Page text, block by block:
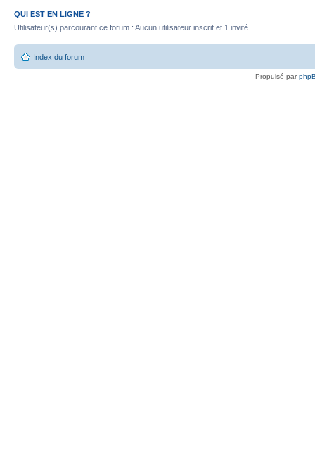
QUI EST EN LIGNE ?
Utilisateur(s) parcourant ce forum : Aucun utilisateur inscrit et 1 invité
Index du forum
Propulsé par